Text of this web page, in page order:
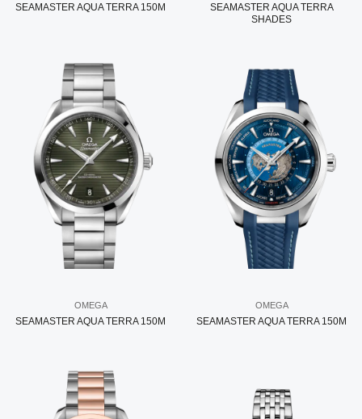
SEAMASTER AQUA TERRA 150M
SEAMASTER AQUA TERRA
SHADES
OMEGA
SEAMASTER AQUA TERRA 150M
OMEGA
SEAMASTER AQUA TERRA 150M